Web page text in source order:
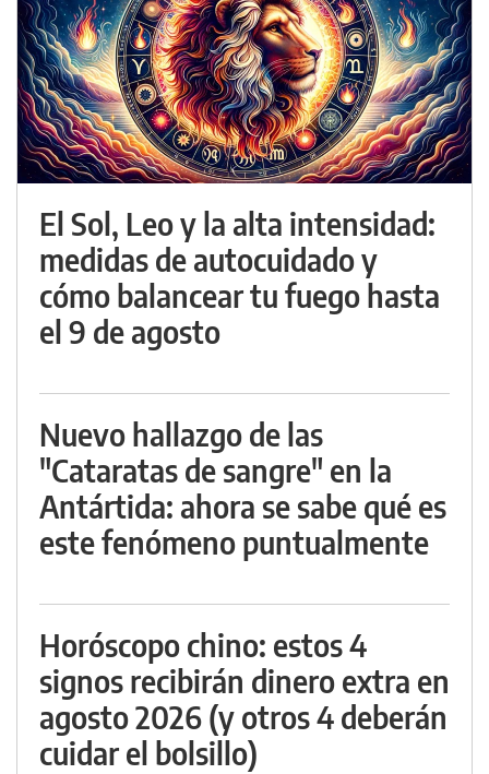
El Sol, Leo y la alta intensidad:
medidas de autocuidado y
cómo balancear tu fuego hasta
el 9 de agosto
Nuevo hallazgo de las
"Cataratas de sangre" en la
Antártida: ahora se sabe qué es
este fenómeno puntualmente
Horóscopo chino: estos 4
signos recibirán dinero extra en
agosto 2026 (y otros 4 deberán
cuidar el bolsillo)